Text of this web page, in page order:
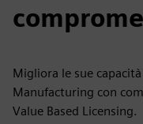
Migliora le sue
Manufacturing con
Value Based Licensing.